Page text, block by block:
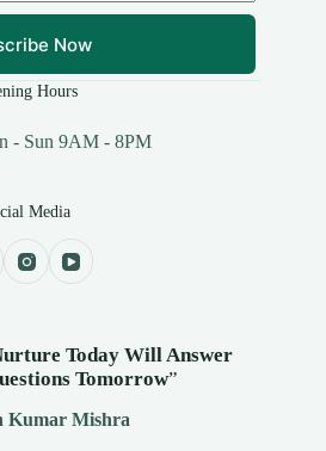
Now
Hours
- Sun 9AM - 8PM
Media
Today Will Answer
Tomorrow”
Kumar Mishra